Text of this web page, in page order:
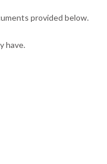
provided below.
have.